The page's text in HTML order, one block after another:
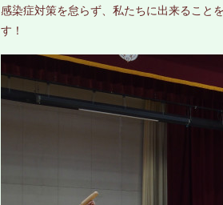
感染症対策を怠らず、私たちに出来ること
す！